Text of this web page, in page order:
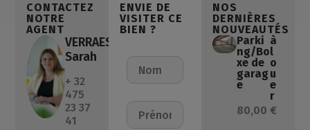
CONTACTEZ
NOTRE
AGENT
VERRAEST
Sarah
+ 32
475
23 37
41
ENVIE DE
VISITER CE
BIEN ?
NOS
DERNIÈRES
NOUVEAUTÉS
Parki
ng/Bo
xe de
garag
e
à
l
o
u
e
r
80,00 €